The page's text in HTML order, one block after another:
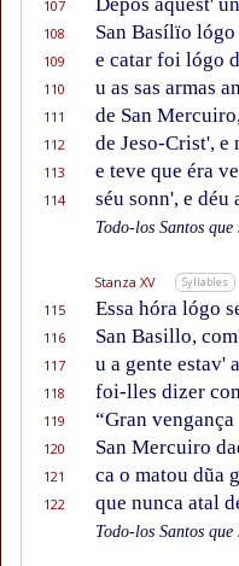
107
108 San Basílïo
109 e catar foi lógo
110 u as sas armas
111 de San
112 de Jeso-Crist', e
113 e teve que éra
114 séu sonn', e déu
Todo-los Santos que
Stanza XV Syllables
115 Essa hóra lógo
116 San Basillo,
117 u a gente estav'
118 foi-lles dizer
119 “Gran
120 San Mercuiro
121 ca o matou dũa
122 que nunca atal
Todo-los Santos que